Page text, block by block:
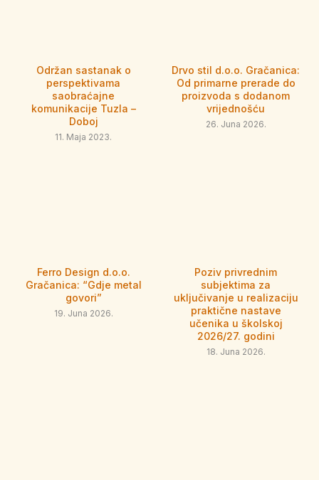
Održan sastanak o
perspektivama
saobraćajne
komunikacije Tuzla –
Doboj
11. Maja 2023.
Drvo stil d.o.o. Gračanica:
Od primarne prerade do
proizvoda s dodanom
vrijednošću
26. Juna 2026.
Ferro Design d.o.o.
Gračanica: “Gdje metal
govori”
19. Juna 2026.
Poziv privrednim
subjektima za
uključivanje u realizaciju
praktične nastave
učenika u školskoj
2026/27. godini
18. Juna 2026.